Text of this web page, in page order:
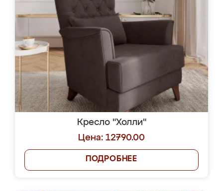
Кресло "Холли"
Цена: 12790.00
ПОДРОБНЕЕ